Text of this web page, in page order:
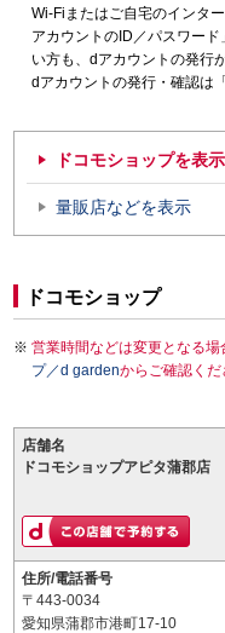
Wi-Fiまたはご自宅のインタ
アカウントのID／パスワー
い方も、dアカウントの発行
dアカウントの発行・確認は「
ドコモショップを表示
量販店などを表示
ドコモショップ
営業時間などは変更となる
プ／d gardenからご確認くだ
店舗名
ドコモショップアピタ蒲郡店
住所/電話番号
〒443-0034
愛知県蒲郡市港町17-10